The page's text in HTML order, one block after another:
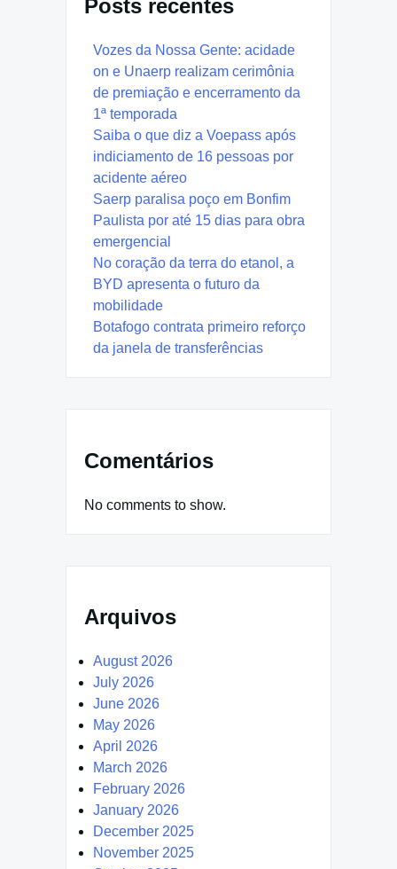
Posts recentes
Vozes da Nossa Gente: acidade
on e Unaerp realizam cerimônia
de premiação e encerramento da
1ª temporada
Saiba o que diz a Voepass após
indiciamento de 16 pessoas por
acidente aéreo
Saerp paralisa poço em Bonfim
Paulista por até 15 dias para obra
emergencial
No coração da terra do etanol, a
BYD apresenta o futuro da
mobilidade
Botafogo contrata primeiro reforço
da janela de transferências
Comentários
No comments to show.
Arquivos
August 2026
July 2026
June 2026
May 2026
April 2026
March 2026
February 2026
January 2026
December 2025
November 2025